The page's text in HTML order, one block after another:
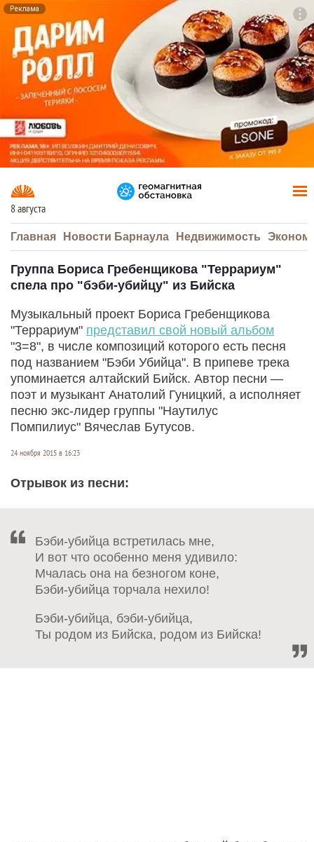
Реклама
8 августа
Главная Новости Барнаула Недвижимость
Группа Бориса Гребенщикова "Террариум"
спела про "бэби-убийцу" из Бийска
Музыкальный проект Бориса Гребенщикова
"Террариум" представил свой новый альбом
"3=8", в числе композиций которого есть песня
под названием "Бэби Убийца". В припеве трека
упоминается алтайский Бийск. Автор песни —
поэт и музыкант Анатолий Гуницкий, а исполняет
песню экс-лидер группы "Наутилус
Помпилиус" Вячеслав Бутусов.
24 ноября 2015 в 16:23
Отрывок из песни:
Бэби-убийца встретилась мне,
И вот что особенно меня удивило:
Мчалась она на безногом коне,
Бэби-убийца торчала нехило!
Бэби-убийца, бэби-убийца,
Ты родом из Бийска, родом из Бийска!